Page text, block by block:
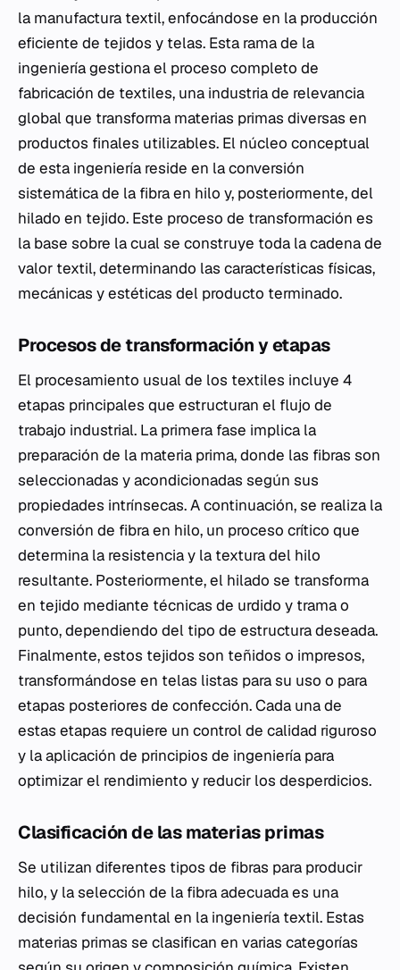
la manufactura textil, enfocándose en la producción
eficiente de tejidos y telas. Esta rama de la
ingeniería gestiona el proceso completo de
fabricación de textiles, una industria de relevancia
global que transforma materias primas diversas en
productos finales utilizables. El núcleo conceptual
de esta ingeniería reside en la conversión
sistemática de la fibra en hilo y, posteriormente, del
hilado en tejido. Este proceso de transformación es
la base sobre la cual se construye toda la cadena de
valor textil, determinando las características físicas,
mecánicas y estéticas del producto terminado.
Procesos de transformación y etapas
El procesamiento usual de los textiles incluye 4
etapas principales que estructuran el flujo de
trabajo industrial. La primera fase implica la
preparación de la materia prima, donde las fibras son
seleccionadas y acondicionadas según sus
propiedades intrínsecas. A continuación, se realiza la
conversión de fibra en hilo, un proceso crítico que
determina la resistencia y la textura del hilo
resultante. Posteriormente, el hilado se transforma
en tejido mediante técnicas de urdido y trama o
punto, dependiendo del tipo de estructura deseada.
Finalmente, estos tejidos son teñidos o impresos,
transformándose en telas listas para su uso o para
etapas posteriores de confección. Cada una de
estas etapas requiere un control de calidad riguroso
y la aplicación de principios de ingeniería para
optimizar el rendimiento y reducir los desperdicios.
Clasificación de las materias primas
Se utilizan diferentes tipos de fibras para producir
hilo, y la selección de la fibra adecuada es una
decisión fundamental en la ingeniería textil. Estas
materias primas se clasifican en varias categorías